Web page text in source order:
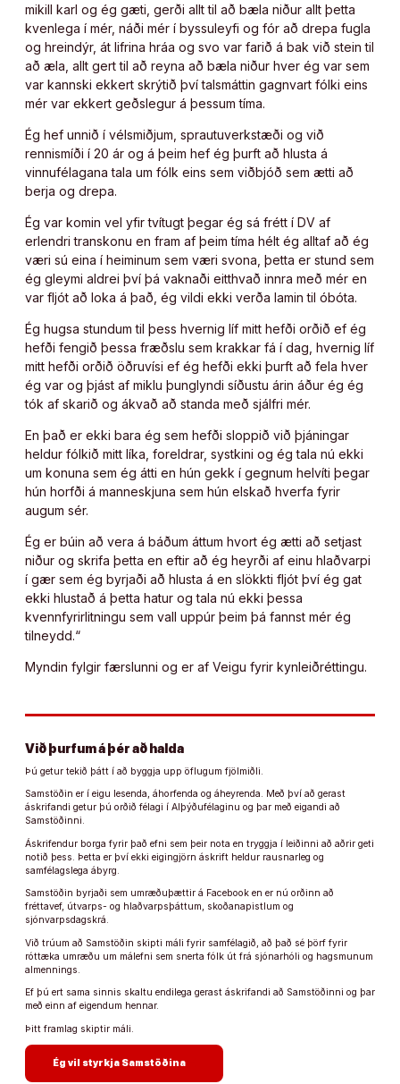
mikill karl og ég gæti, gerði allt til að bæla niður allt þetta
kvenlega í mér, náði mér í byssuleyfi og fór að drepa fugla
og hreindýr, át lifrina hráa og svo var farið á bak við stein til
að æla, allt gert til að reyna að bæla niður hver ég var sem
var kannski ekkert skrýtið því talsmáttin gagnvart fólki eins
mér var ekkert geðslegur á þessum tíma.
Ég hef unnið í vélsmiðjum, sprautuverkstæði og við
rennismíði í 20 ár og á þeim hef ég þurft að hlusta á
vinnufélagana tala um fólk eins sem viðbjóð sem ætti að
berja og drepa.
Ég var komin vel yfir tvítugt þegar ég sá frétt í DV af
erlendri transkonu en fram af þeim tíma hélt ég alltaf að ég
væri sú eina í heiminum sem væri svona, þetta er stund sem
ég gleymi aldrei því þá vaknaði eitthvað innra með mér en
var fljót að loka á það, ég vildi ekki verða lamin til óbóta.
Ég hugsa stundum til þess hvernig líf mitt hefði orðið ef ég
hefði fengið þessa fræðslu sem krakkar fá í dag, hvernig líf
mitt hefði orðið öðruvísi ef ég hefði ekki þurft að fela hver
ég var og þjást af miklu þunglyndi síðustu árin áður ég ég
tók af skarið og ákvað að standa með sjálfri mér.
En það er ekki bara ég sem hefði sloppið við þjáningar
heldur fólkið mitt líka, foreldrar, systkini og ég tala nú ekki
um konuna sem ég átti en hún gekk í gegnum helvíti þegar
hún horfði á manneskjuna sem hún elskað hverfa fyrir
augum sér.
Ég er búin að vera á báðum áttum hvort ég ætti að setjast
niður og skrifa þetta en eftir að ég heyrði af einu hlaðvarpi
í gær sem ég byrjaði að hlusta á en slökkti fljót því ég gat
ekki hlustað á þetta hatur og tala nú ekki þessa
kvennfyrirlitningu sem vall uppúr þeim þá fannst mér ég
tilneydd.“
Myndin fylgir færslunni og er af Veigu fyrir kynleiðréttingu.
Við þurfum á þér að halda
Þú getur tekið þátt í að byggja upp öflugum fjölmiðli.
Samstöðin er í eigu lesenda, áhorfenda og áheyrenda. Með því að gerast
áskrifandi getur þú orðið félagi í Alþýðufélaginu og þar með eigandi að
Samstöðinni.
Áskrifendur borga fyrir það efni sem þeir nota en tryggja í leiðinni að aðrir geti
notið þess. Þetta er því ekki eigingjörn áskrift heldur rausnarleg og
samfélagslega ábyrg.
Samstöðin byrjaði sem umræðuþættir á Facebook en er nú orðinn að
fréttavef, útvarps- og hlaðvarpsþáttum, skoðanapistlum og
sjónvarpsdagskrá.
Við trúum að Samstöðin skipti máli fyrir samfélagið, að það sé þörf fyrir
róttæka umræðu um málefni sem snerta fólk út frá sjónarhóli og hagsmunum
almennings.
Ef þú ert sama sinnis skaltu endilega gerast áskrifandi að Samstöðinni og þar
með einn af eigendum hennar.
Þitt framlag skiptir máli.
Ég vil styrkja Samstöðina